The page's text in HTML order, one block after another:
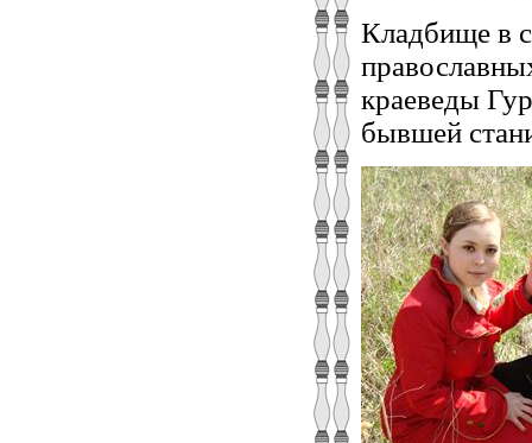
Кладбище в
краеведы
бывшей